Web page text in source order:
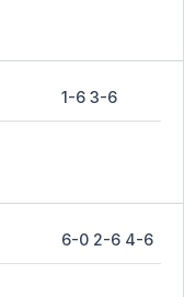
1-6 3-6
6-0 2-6 4-6